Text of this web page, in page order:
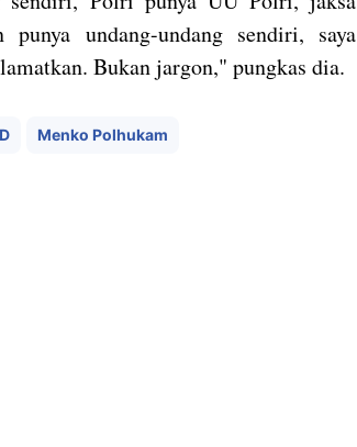
undang-undang sendiri, saya
Bukan jargon," pungkas dia.
Menko Polhukam